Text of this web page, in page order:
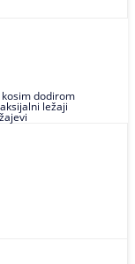
dodirom
ležaji